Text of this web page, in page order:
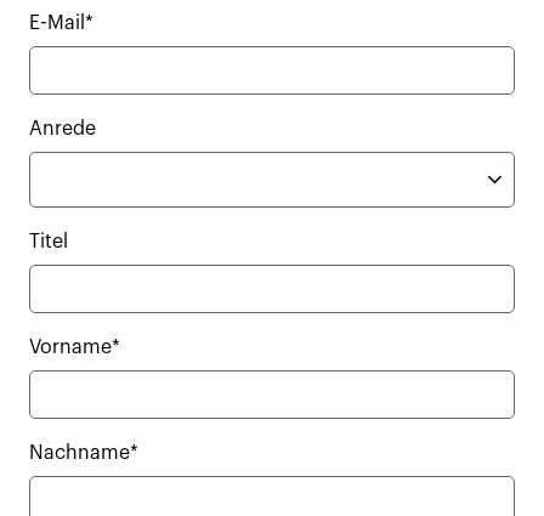
E-Mail*
Anrede
Titel
Vorname*
Nachname*